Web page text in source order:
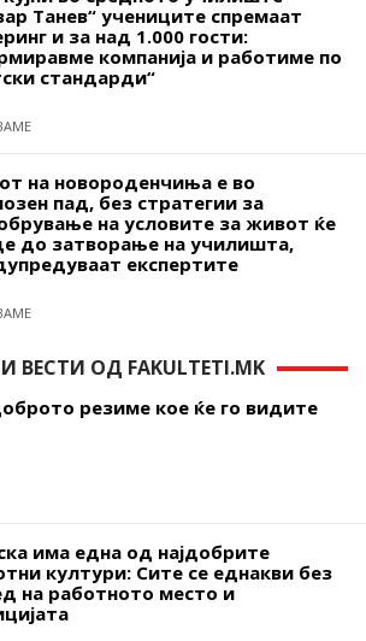
Танев“ учениците спремаат
и за над 1.000 гости:
компанија и работиме по
стандарди“
на новороденчиња е во
пад, без стратегии за
на условите за живот ќе
до затворање на училишта,
експертите
ВЕСТИ ОД FAKULTETI.MK
резиме кое ќе го видите
има една од најдобрите
култури: Сите се еднакви без
на работното место и